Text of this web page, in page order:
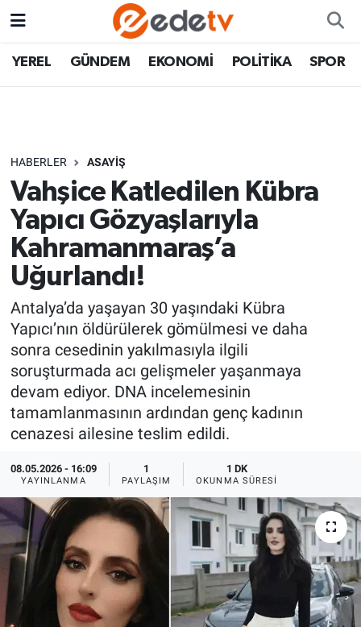
YEREL GÜNDEM EKONOMİ POLİTİKA SPOR
HABERLER ASAYİŞ
Vahşice Katledilen Kübra
Yapıcı Gözyaşlarıyla
Kahramanmaraş’a
Uğurlandı!
Antalya’da yaşayan 30 yaşındaki Kübra
Yapıcı’nın öldürülerek gömülmesi ve daha
sonra cesedinin yakılmasıyla ilgili
soruşturmada acı gelişmeler yaşanmaya
devam ediyor. DNA incelemesinin
tamamlanmasının ardından genç kadının
cenazesi ailesine teslim edildi.
08.05.2026 - 16:09
YAYINLANMA
1
PAYLAŞIM
1 DK
OKUNMA SÜRESI